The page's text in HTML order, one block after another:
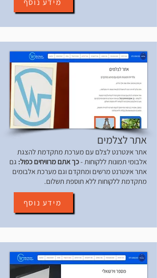
אתר לצלמים
אתר אינטרנט לצלם עם מערכת מתקדמת להצגת
אלבומי תמונות ללקוחות -כך אתם מרוויחים כפול: גם
אתר אינטרנט מרשים ומתקדם וגם מערכת אלבומים
מתקדמת ללקוחות ללא תוספת תשלום.
מידע נוסף